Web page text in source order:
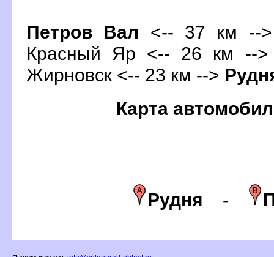
Петров Вал <-- 37 км --
Красный Яр <-- 26 км --
Жирновск <-- 23 км -->
Карта
Рудня -